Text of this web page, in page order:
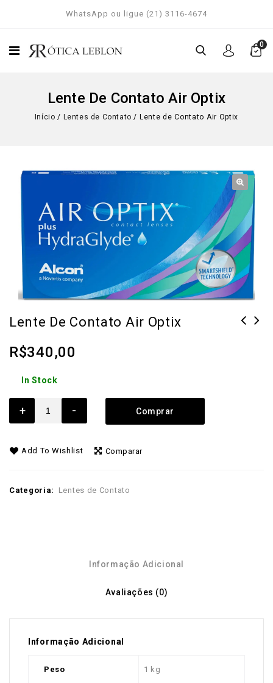
WhatsApp ou ligue (21) 3116-4674
0
Lente De Contato Air Optix
Início / Lentes de Contato / Lente de Contato Air Optix
🔍
Lente De Contato Air Optix
R$340,00
In Stock
+ - Comprar
Add To Wishlist Comparar
Categoria: Lentes de Contato
Informação Adicional
Avaliações (0)
Informação Adicional
Peso 1 kg